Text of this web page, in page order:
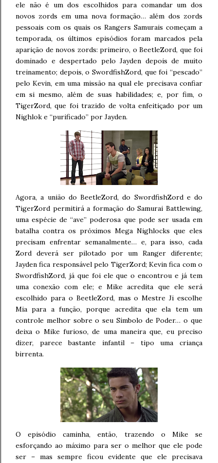
ele não é um dos escolhidos para comandar um dos
novos zords em uma nova formação… além dos zords
pessoais com os quais os Rangers Samurais começam a
temporada, os últimos episódios foram marcados pela
aparição de novos zords: primeiro, o BeetleZord, que foi
dominado e despertado pelo Jayden depois de muito
treinamento; depois, o SwordfishZord, que foi “pescado”
pelo Kevin, em uma missão na qual ele precisava confiar
em si mesmo, além de suas habilidades; e, por fim, o
TigerZord, que foi trazido de volta enfeitiçado por um
Nighlok e “purificado” por Jayden.
Agora, a união do BeetleZord, do SwordfishZord e do
TigerZord permitirá a formação do Samurai Battlewing,
uma espécie de “ave” poderosa que pode ser usada em
batalha contra os próximos Mega Nighlocks que eles
precisam enfrentar semanalmente… e, para isso, cada
Zord deverá ser pilotado por um Ranger diferente;
Jayden fica responsável pelo TigerZord; Kevin fica com o
SwordfishZord, já que foi ele que o encontrou e já tem
uma conexão com ele; e Mike acredita que ele será
escolhido para o BeetleZord, mas o Mestre Ji escolhe
Mia para a função, porque acredita que ela tem um
controle melhor sobre o seu Símbolo de Poder… o que
deixa o Mike furioso, de uma maneira que, eu preciso
dizer, parece bastante infantil – tipo uma criança
birrenta.
O episódio caminha, então, trazendo o Mike se
esforçando ao máximo para ser o melhor que ele pode
ser – mas sempre ficou evidente que ele precisava